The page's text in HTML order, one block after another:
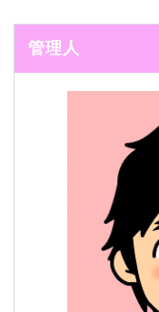
管理人